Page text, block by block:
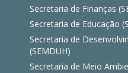
Secretaria de Finanças
Secretaria de Educação
Secretaria de
(SEMDUH)
Secretaria de Meio